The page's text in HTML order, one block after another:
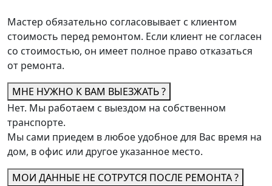
Мастер обязательно согласовывает с клиентом
стоимость перед ремонтом. Если клиент не согласен
со стоимостью, он имеет полное право отказаться
от ремонта.
МНЕ НУЖНО К ВАМ ВЫЕЗЖАТЬ ?
Нет. Мы работаем с выездом на собственном
транспорте.
Мы сами приедем в любое удобное для Вас время на
дом, в офис или другое указанное место.
МОИ ДАННЫЕ НЕ СОТРУТСЯ ПОСЛЕ РЕМОНТА ?